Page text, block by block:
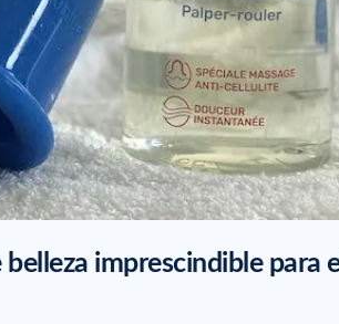
imprescindible para